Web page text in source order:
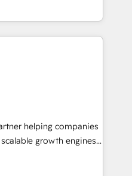
possible to be
client. Services include
enablement, CRM
Enterprise level
marketing strategy,
HubSpot CMS,
driven design
Global B2B
Services, IT and
helping companies
growth engines.
and change
results. As part of